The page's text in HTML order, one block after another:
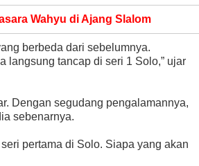
Wahyu di Ajang Slalom
berbeda dari sebelumnya.
langsung tancap di seri 1 Solo,” ujar
Dengan segudang pengalamannya,
sebenarnya.
pertama di Solo. Siapa yang akan